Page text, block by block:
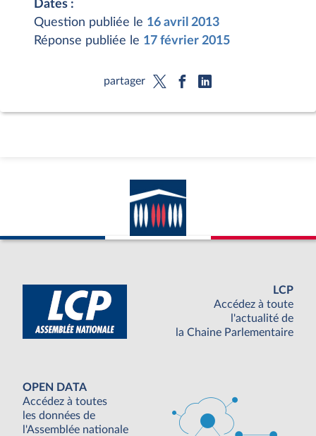
Dates :
Question publiée le 16 avril 2013
Réponse publiée le 17 février 2015
partager
LCP
Accédez à toute
l'actualité de
la Chaine Parlementaire
OPEN DATA
Accédez à toutes
les données de
l'Assemblée nationale